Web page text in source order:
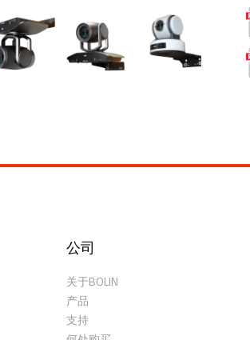
公司
关于BOLIN
产品
支持